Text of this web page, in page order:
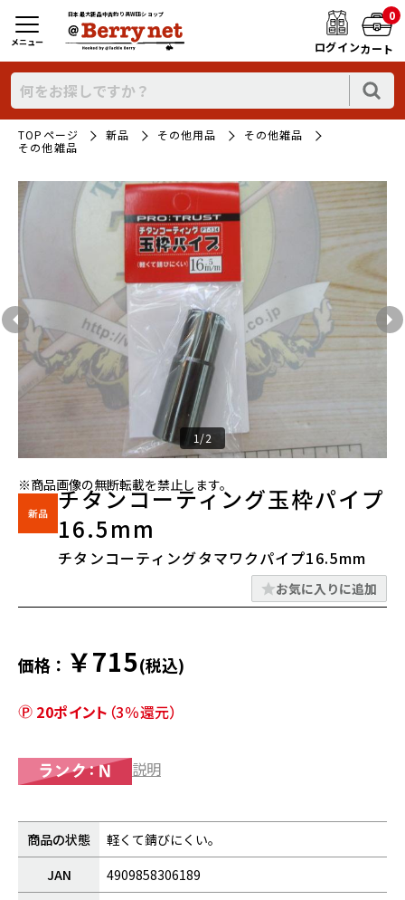
日本最大新品中古釣り具WEBショップ
ログイン
0
カート
メニュー
TOPページ 新品 その他用品
その他雑品
その他雑品
1/2
※商品画像の無断転載を禁止します。
チタンコーティング玉枠パイプ
16.5mm
チタンコーティングタマワクパイプ16.5mm
お気に入りに追加
価格： ￥715(税込)
20ポイント （3％還元）
説明
商品の状態
軽くて錆びにくい。
JAN
4909858306189